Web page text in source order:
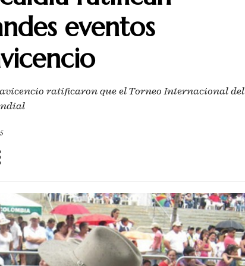
eventos
ratificaron que el Torneo Internacional del